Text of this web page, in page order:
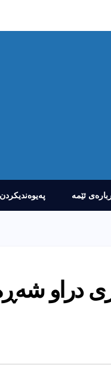
ئێمە پەیوەندیکردن
دراو